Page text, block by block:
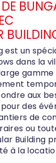
est un
dans la
gamme
aux
des
de
ou
Building
à la